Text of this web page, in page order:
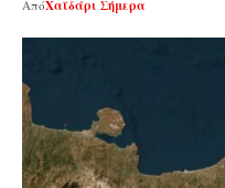
ΑπόΧαϊδάρι Σήμερα